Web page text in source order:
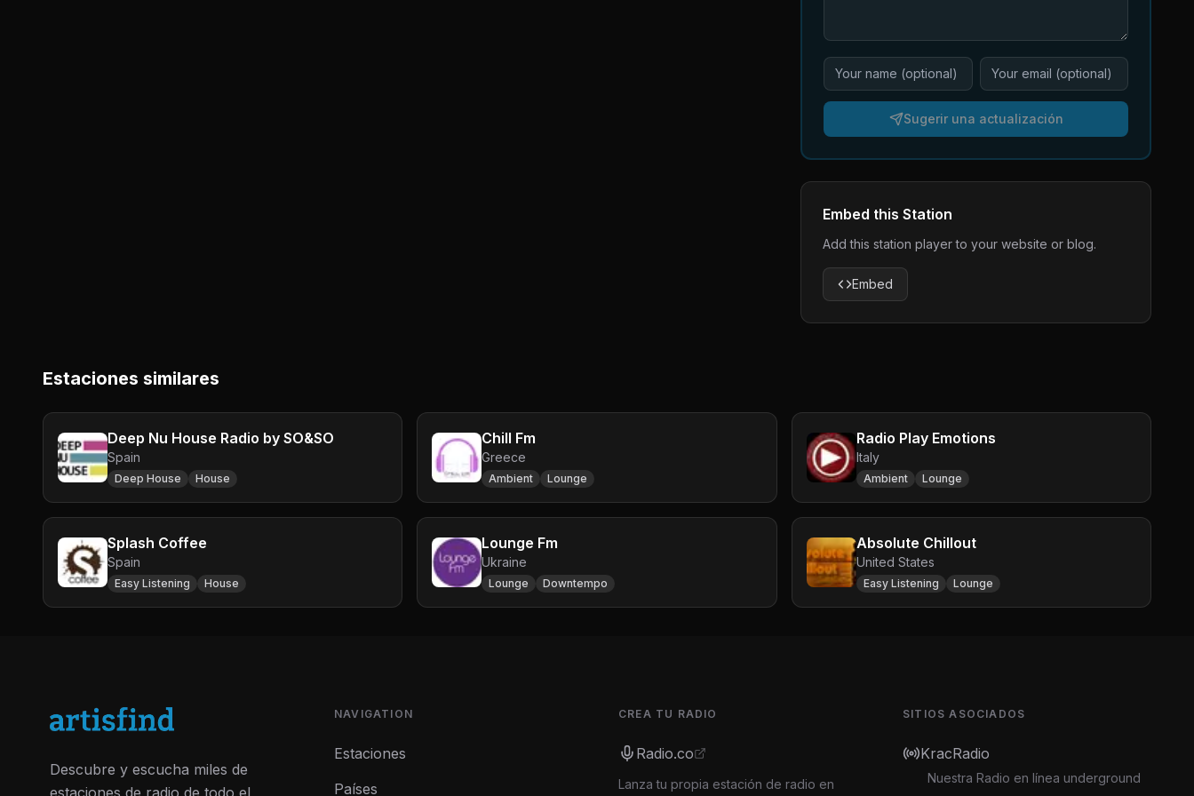
Sugerir una actualización
Embed this Station
Add this station player to your website or blog.
Embed
Estaciones similares
Deep Nu House Radio by SO&SO
Spain
Deep House House
Chill Fm
Greece
Ambient Lounge
Radio Play Emotions
Italy
Ambient Lounge
Splash Coffee
Spain
Easy Listening House
Lounge Fm
Ukraine
Lounge Downtempo
Absolute Chillout
United States
Easy Listening Lounge
Descubre y escucha miles de
NAVIGATION
Estaciones
Países
CREA TU RADIO
Radio.co
Lanza tu propia estación de radio en
SITIOS ASOCIADOS
KracRadio
Nuestra Radio en línea underground